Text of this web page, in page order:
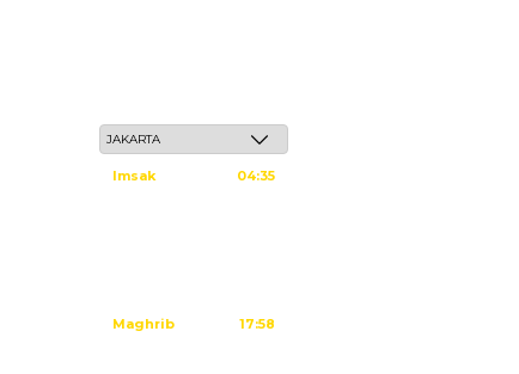
Imsak 04:35
Maghrib 17:58